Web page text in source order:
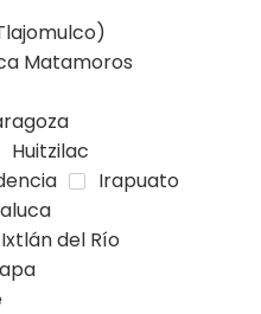
Matamoros
Huitzilac
Irapuato
Ixtlán del Río